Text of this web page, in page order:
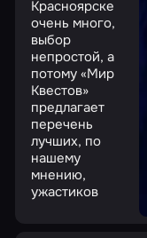
Красноярске
очень много,
выбор
непростой, а
потому «Мир
Квестов»
предлагает
перечень
лучших, по
нашему
мнению,
ужастиков